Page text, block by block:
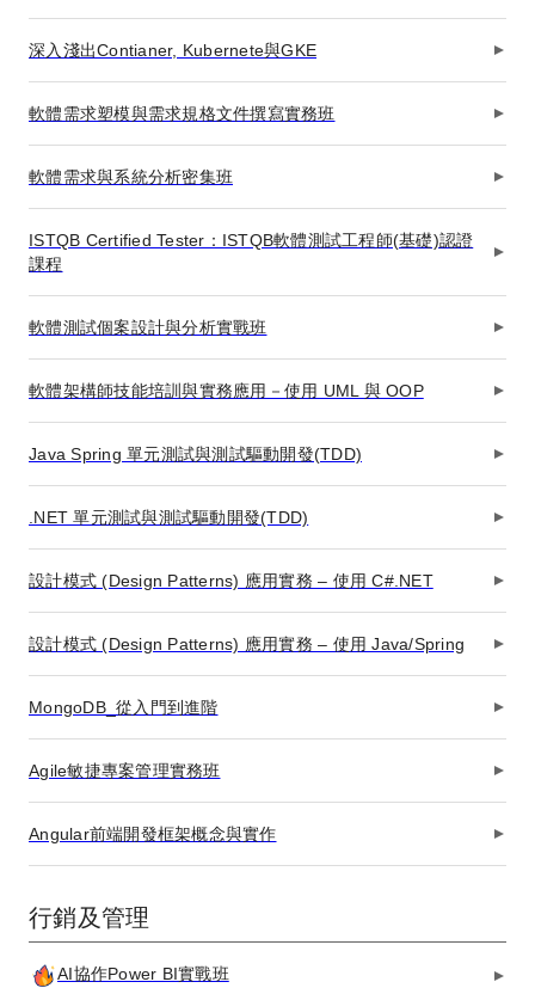
深入淺出Contianer, Kubernete與GKE
軟體需求塑模與需求規格文件撰寫實務班
軟體需求與系統分析密集班
ISTQB Certified Tester：ISTQB軟體測試工程師(基礎)認證
課程
軟體測試個案設計與分析實戰班
軟體架構師技能培訓與實務應用－使用 UML 與 OOP
Java Spring 單元測試與測試驅動開發(TDD)
.NET 單元測試與測試驅動開發(TDD)
設計模式 (Design Patterns) 應用實務 – 使用 C#.NET
設計模式 (Design Patterns) 應用實務 – 使用 Java/Spring
MongoDB_從入門到進階
Agile敏捷專案管理實務班
Angular前端開發框架概念與實作
行銷及管理
AI協作Power BI實戰班